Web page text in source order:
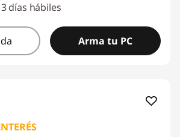
días hábiles
Arma tu PC